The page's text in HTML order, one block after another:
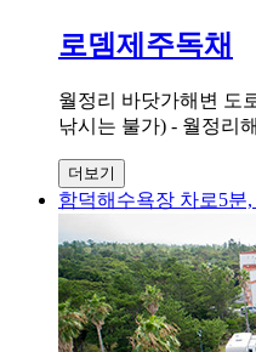
로뎀제주독채
월정리 바닷가해변 도
낚시는 불가) - 월정리
더보기
함덕해수욕장 차로5분